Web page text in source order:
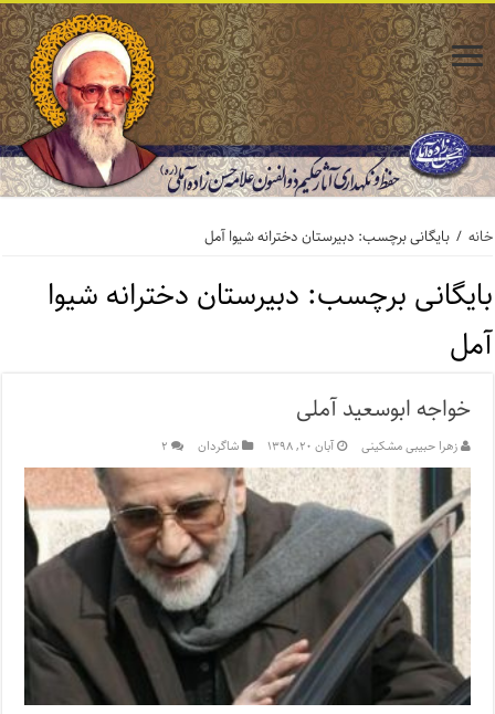
خانه / بایگانی برچسب: دبیرستان دخترانه شیوا آمل
بایگانی برچسب: دبیرستان دخترانه شیوا
آمل
خواجه ابوسعید آملی
زهرا حبیبی مشکینی آبان ۲۰, ۱۳۹۸ شاگردان ۲